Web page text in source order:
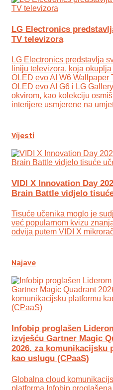
LG Electronics
TV televizora
LG Electronics predstavlja
liniju televizora, koja
OLED evo AI W6 Wallpaper
OLED evo AI G6 i LG
okvirom, kao kolekciju
interijere usmjerene na
Vijesti
VIDI X Innovation Day
Brain Battle vidjelo
Tisuće učenika moglo je
već popularnom kvizu
odvija putem VIDI X
Najave
Infobip proglašen
izvješću Gartner Magic
2026. za komunikacijsku
kao uslugu (CPaaS)
Globalna cloud
platforma Infobip